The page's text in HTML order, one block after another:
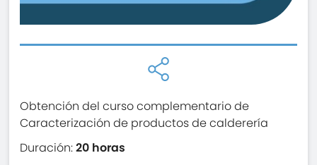
Obtención del curso complementario de
Caracterización de productos de calderería
Duración:20 horas